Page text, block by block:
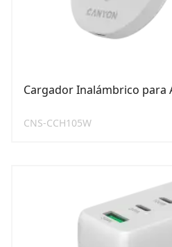
Cargador Inalámbrico para
CNS-CCH105W